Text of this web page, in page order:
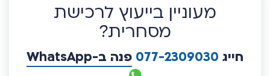
מעוניין בייעוץ לרכישת
מסחרית?
חייג 077-2309030 פנה ב-WhatsApp